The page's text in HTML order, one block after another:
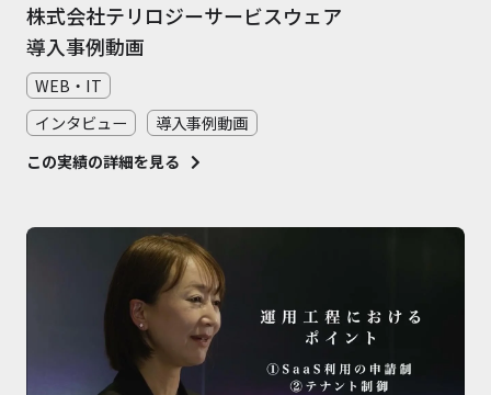
株式会社テリロジーサービスウェア
導入事例動画
WEB・IT
インタビュー
導入事例動画
この実績の詳細を見る